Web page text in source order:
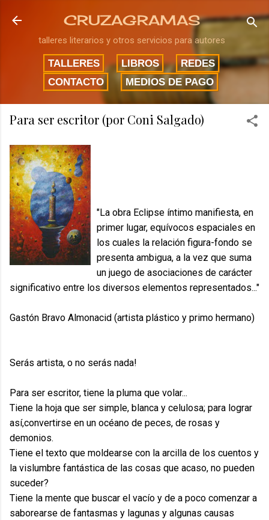
Ir al contenido principal
CRUZAGRAMAS
talleres literarios y otros servicios para autores
TALLERES LIBROS
REDES
CONTACTO
MEDIOS DE PAGO
Para ser escritor (por Coni Salgado)
"La obra Eclipse íntimo manifiesta, en
primer lugar, equívocos espaciales en
los cuales la relación figura-fondo se
presenta ambigua, a la vez que suma
un juego de asociaciones de carácter
significativo entre los diversos elementos representados..."
Gastón Bravo Almonacid (artista plástico y primo hermano)
Serás artista, o no serás nada!
Para ser escritor, tiene la pluma que volar...
Tiene la hoja que ser simple, blanca y celulosa; para lograr
así,convertirse en un océano de peces, de rosas y
demonios.
Tiene el texto que moldearse con la arcilla de los cuentos y
la vislumbre fantástica de las cosas que acaso, no pueden
suceder?
Tiene la mente que buscar el vacío y de a poco comenzar a
saborearse de fantasmas y lagunas y algunas causas